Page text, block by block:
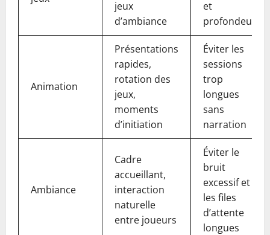
jeux
d’ambiance
et
profondeur
Animation
Présentations
rapides,
rotation des
jeux,
moments
d’initiation
Éviter les
sessions
trop
longues
sans
narration
Ambiance
Cadre
accueillant,
interaction
naturelle
entre joueurs
Éviter le
bruit
excessif et
les files
d’attente
longues